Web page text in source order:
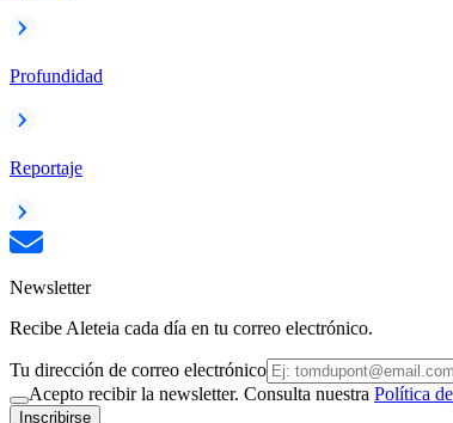
Profundidad
Reportaje
Newsletter
Recibe Aleteia cada día en tu correo electrónico.
Tu dirección de correo electrónico
Acepto recibir la newsletter. Consulta nuestra Política
Inscribirse